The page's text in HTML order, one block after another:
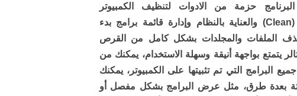
البرنامج حزمة من الادوات لتنظيف الكمبيوتر
(Clean) والعناية بالنظام وإدارة قائمة برامج بدء
حذف الملفات والمجلدات بشكل كامل من القرص
يتمتع بواجهة أنيقة وسهلة الاستخدام، يمكنك من
البرامج التي تم تثبيتها على الكمبيوتر، يمكنك
بعدة طرق، مثل عرض البرامج بشكل مفصل أو